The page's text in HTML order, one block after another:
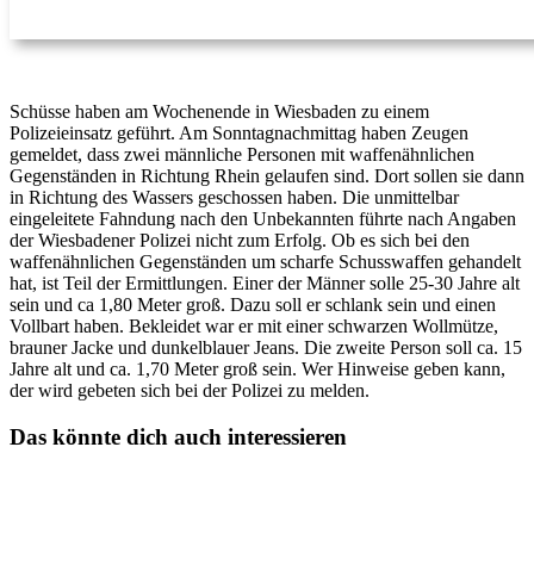
Schüsse haben am Wochenende in Wiesbaden zu einem
Polizeieinsatz geführt. Am Sonntagnachmittag haben Zeugen
gemeldet, dass zwei männliche Personen mit waffenähnlichen
Gegenständen in Richtung Rhein gelaufen sind. Dort sollen sie dann
in Richtung des Wassers geschossen haben. Die unmittelbar
eingeleitete Fahndung nach den Unbekannten führte nach Angaben
der Wiesbadener Polizei nicht zum Erfolg. Ob es sich bei den
waffenähnlichen Gegenständen um scharfe Schusswaffen gehandelt
hat, ist Teil der Ermittlungen. Einer der Männer solle 25-30 Jahre alt
sein und ca 1,80 Meter groß. Dazu soll er schlank sein und einen
Vollbart haben. Bekleidet war er mit einer schwarzen Wollmütze,
brauner Jacke und dunkelblauer Jeans. Die zweite Person soll ca. 15
Jahre alt und ca. 1,70 Meter groß sein. Wer Hinweise geben kann,
der wird gebeten sich bei der Polizei zu melden.
Das könnte dich auch interessieren